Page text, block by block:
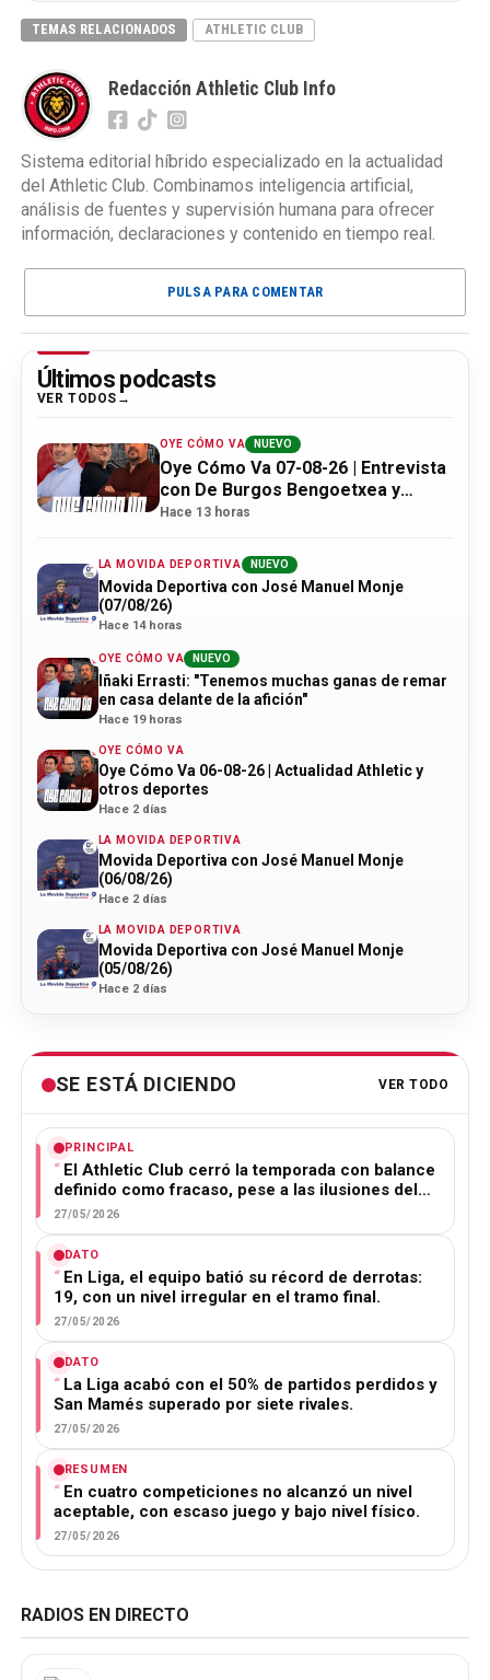
TEMAS RELACIONADOS ATHLETIC CLUB
Redacción Athletic Club Info
Sistema editorial híbrido especializado en la actualidad
del Athletic Club. Combinamos inteligencia artificial,
análisis de fuentes y supervisión humana para ofrecer
información, declaraciones y contenido en tiempo real.
PULSA PARA COMENTAR
Últimos podcasts
VER TODOS
OYE CÓMO VA NUEVO
Oye Cómo Va 07-08-26 | Entrevista
con De Burgos Bengoetxea y
actualidad Athletic
Hace 13 horas
LA MOVIDA DEPORTIVA NUEVO
Movida Deportiva con José Manuel Monje
(07/08/26)
Hace 14 horas
OYE CÓMO VA NUEVO
Iñaki Errasti: "Tenemos muchas ganas de remar
en casa delante de la afición"
Hace 19 horas
OYE CÓMO VA
Oye Cómo Va 06-08-26 | Actualidad Athletic y
otros deportes
Hace 2 días
LA MOVIDA DEPORTIVA
Movida Deportiva con José Manuel Monje
(06/08/26)
Hace 2 días
LA MOVIDA DEPORTIVA
Movida Deportiva con José Manuel Monje
(05/08/26)
Hace 2 días
SE ESTÁ DICIENDO VER TODO
PRINCIPAL
El Athletic Club cerró la temporada con balance
definido como fracaso, pese a las ilusiones del…
27/05/2026
DATO
En Liga, el equipo batió su récord de derrotas:
19, con un nivel irregular en el tramo final.
27/05/2026
DATO
La Liga acabó con el 50% de partidos perdidos y
San Mamés superado por siete rivales.
27/05/2026
RESUMEN
En cuatro competiciones no alcanzó un nivel
aceptable, con escaso juego y bajo nivel físico.
27/05/2026
RADIOS EN DIRECTO